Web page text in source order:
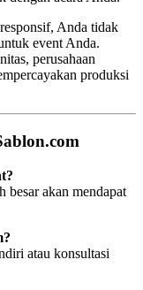
Anda tidak
event Anda.
perusahaan
produksi
akan mendapat
atau konsultasi